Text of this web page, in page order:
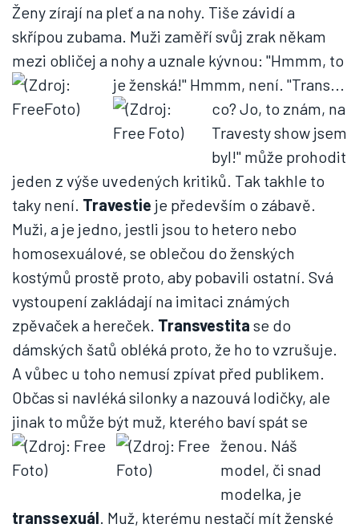
Ženy zírají na pleť a na nohy. Tiše závidí a
skřípou zubama. Muži zaměří svůj zrak někam
mezi obličej a nohy a uznale kývnou: "Hmmm, to
je ženská!" Hmmm, není. "Trans...
co? Jo, to znám, na
Travesty show jsem
byl!" může prohodit
jeden z výše uvedených kritiků. Tak takhle to
taky není. Travestie je především o zábavě.
Muži, a je jedno, jestli jsou to hetero nebo
homosexuálové, se oblečou do ženských
kostýmů prostě proto, aby pobavili ostatní. Svá
vystoupení zakládají na imitaci známých
zpěvaček a hereček. Transvestita se do
dámských šatů obléká proto, že ho to vzrušuje.
A vůbec u toho nemusí zpívat před publikem.
Občas si navléká silonky a nazouvá lodičky, ale
jinak to může být muž, kterého baví spát se
ženou. Náš
model, či snad
modelka, je
transsexuál. Muž, kterému nestačí mít ženské